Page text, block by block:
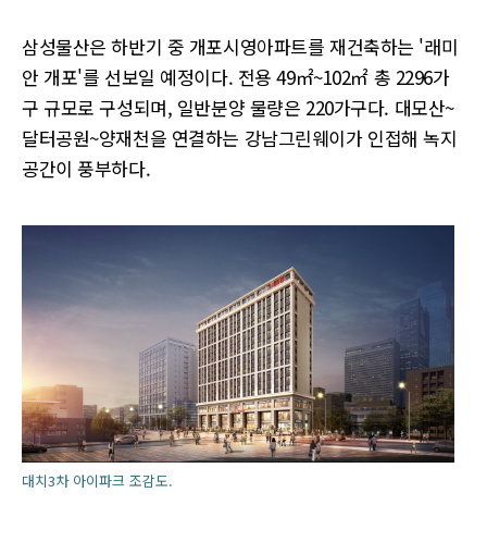
삼성물산은 하반기 중 개포시영아파트를 재건축하는 '래미
안 개포'를 선보일 예정이다. 전용 49㎡~102㎡ 총 2296가
구 규모로 구성되며, 일반분양 물량은 220가구다. 대모산~
달터공원~양재천을 연결하는 강남그린웨이가 인접해 녹지
공간이 풍부하다.
대치3차 아이파크 조감도.